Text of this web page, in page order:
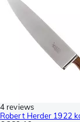
4 reviews
Robert Herder 1922